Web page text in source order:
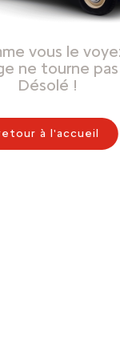
vous le
ne tourne
Désolé !
à l'accueil